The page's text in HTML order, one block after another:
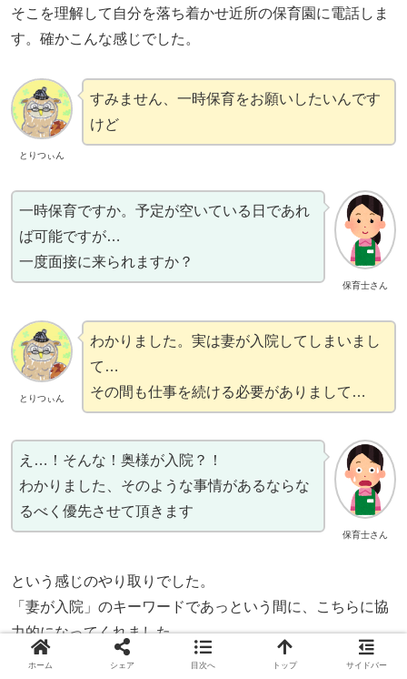
そこを理解して自分を落ち着かせ近所の保育園に電話しま
す。確かこんな感じでした。
とりつぃん
すみません、一時保育をお願いしたいんです
けど
保育士さん
一時保育ですか。予定が空いている日であれ
ば可能ですが…
一度面接に来られますか？
とりつぃん
わかりました。実は妻が入院してしまいまし
て…
その間も仕事を続ける必要がありまして…
保育士さん
え…！そんな！奥様が入院？！
わかりました、そのような事情があるならな
るべく優先させて頂きます
という感じのやり取りでした。
「妻が入院」のキーワードであっという間に、こちらに協
力的になってくれました。
ホーム シェア 目次へ トップ サイドバー